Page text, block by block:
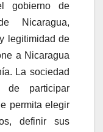
gobierno de
Nicaragua,
legitimidad de
a Nicaragua
La sociedad
de participar
permita elegir
definir sus